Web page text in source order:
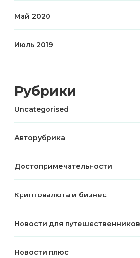
Май 2020
Июль 2019
Рубрики
Uncategorised
Авторубрика
Достопримечательности
Криптовалюта и бизнес
Новости для путешественников
Новости плюс